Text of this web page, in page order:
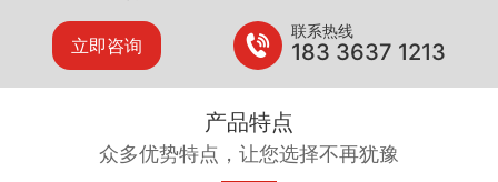
立即咨询
联系热线
183 3637 1213
产品特点
众多优势特点，让您选择不再犹豫